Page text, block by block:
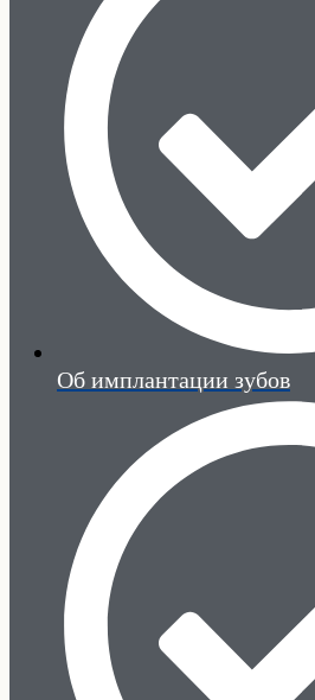
Об имплантации зубов